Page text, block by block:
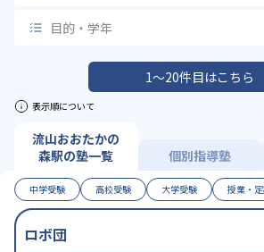
目的・学年
1〜20件目はこちら
表示順について
流山おおたかの
森駅の塾一覧
個別指導塾
中学受験 高校受験 大学受験 授業・
ロボ団